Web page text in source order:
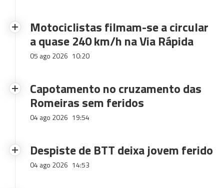
Motociclistas filmam-se a circular
a quase 240 km/h na Via Rápida
05 ago 2026 10:20
Capotamento no cruzamento das
Romeiras sem feridos
04 ago 2026 19:54
Despiste de BTT deixa jovem ferido
04 ago 2026 14:53